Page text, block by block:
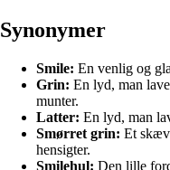
Synonymer
Smile: En venlig og
Grin: En lyd, man
munter.
Latter: En lyd, man
Smørret grin: Et
hensigter.
Smilehul: Den lille